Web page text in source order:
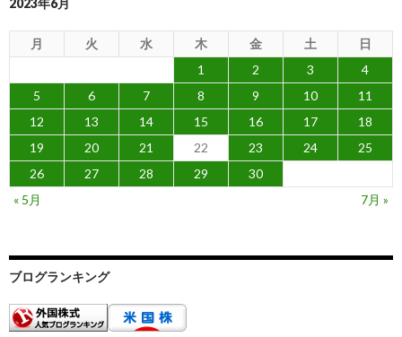
2023年6月
月 火 水 木 金 土
日
1
2 3
4
5
6 7 8 9 10
11
12
13 14 15 16 17
18
19
20 21 22 23 24
25
26
27 28 29
30
« 5月
7月 »
ブログランキング